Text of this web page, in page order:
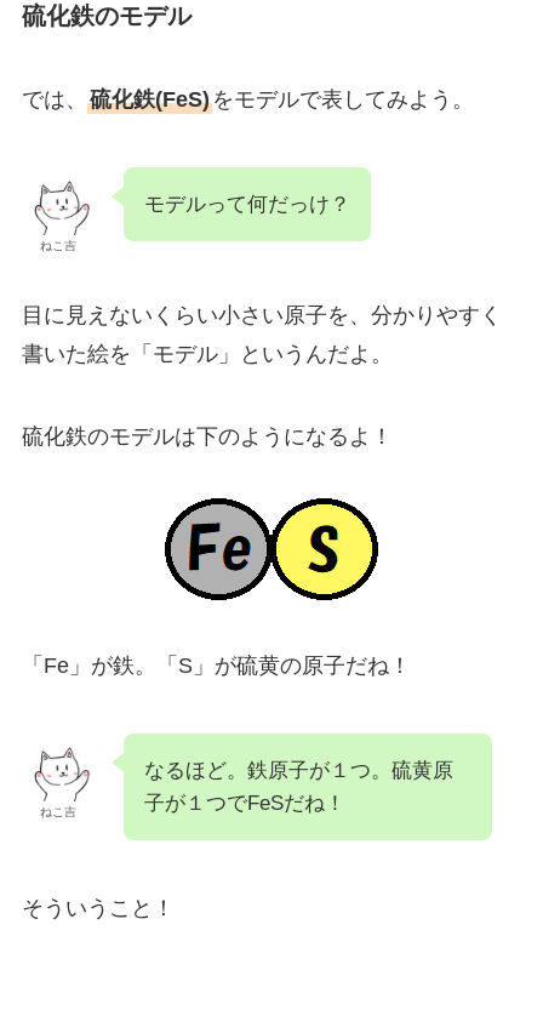
硫化鉄のモデル
では、 硫化鉄(FeS)をモデルで表してみよう。
ねこ吉
モデルって何だっけ？
目に見えないくらい小さい原子を、分かりやすく
書いた絵を「モデル」というんだよ。
硫化鉄のモデルは下のようになるよ！
「Fe」が鉄。「S」が硫黄の原子だね！
ねこ吉
なるほど。鉄原子が１つ。硫黄原
子が１つでFeSだね！
そういうこと！